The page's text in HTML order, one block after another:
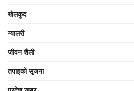
खेलकुद
ग्यालरी
जीवन शैली
तपाइको सृजना